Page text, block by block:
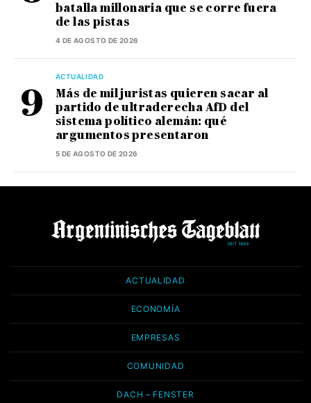
batalla millonaria que se corre fuera
de las pistas
4 DE AGOSTO DE 2026
ACTUALIDAD
Más de mil juristas quieren sacar al
partido de ultraderecha AfD del
sistema político alemán: qué
argumentos presentaron
5 DE AGOSTO DE 2026
ACTUALIDAD
ECONOMÍA
EMPRESAS
COMUNIDAD
DACH – FENSTER